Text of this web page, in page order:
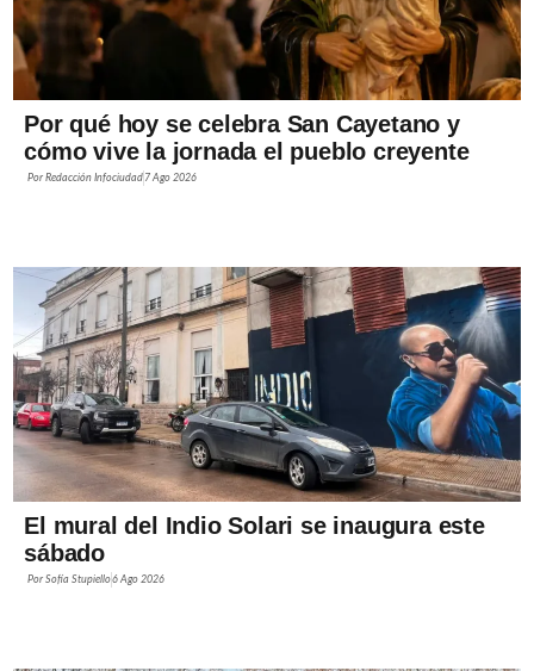
Por qué hoy se celebra San Cayetano y
cómo vive la jornada el pueblo creyente
PorRedacción Infociudad 7 Ago 2026
El mural del Indio Solari se inaugura este
sábado
PorSofía Stupiello6 Ago 2026